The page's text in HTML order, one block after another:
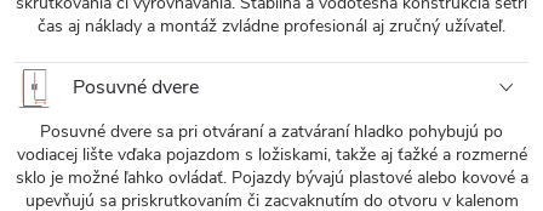
čas aj náklady a montáž zvládne profesionál aj zručný užívateľ.
Posuvné dvere
Posuvné dvere sa pri otváraní a zatváraní hladko pohybujú po
vodiacej lište vďaka pojazdom s ložiskami, takže aj ťažké a rozmerné
sklo je možné ľahko ovládať. Pojazdy bývajú plastové alebo kovové a
upevňujú sa priskrutkovaním či zacvaknutím do otvoru v kalenom